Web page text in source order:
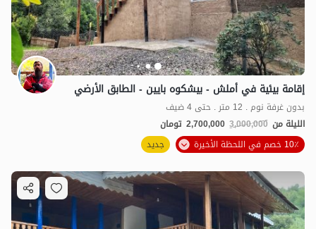
مليون ت
إقامة بيئية في أملش - بيشكوه بايين - الطابق الأرضي
بدون غرفة نوم . 12 متر . حتى 4 ضيف
الليلة من 3,000,000
2,700,000 تومان
10٪ خصم في اللحظة الأخيرة
جديد